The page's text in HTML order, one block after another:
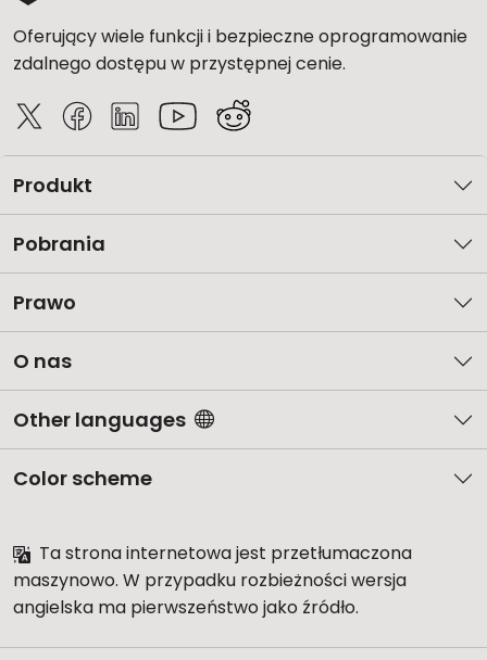
Oferujący wiele funkcji i bezpieczne oprogramowanie
zdalnego dostępu w przystępnej cenie.
Produkt
Pobrania
Prawo
O nas
Other languages
Color scheme
Ta strona internetowa jest przetłumaczona
maszynowo. W przypadku rozbieżności wersja
angielska ma pierwszeństwo jako źródło.